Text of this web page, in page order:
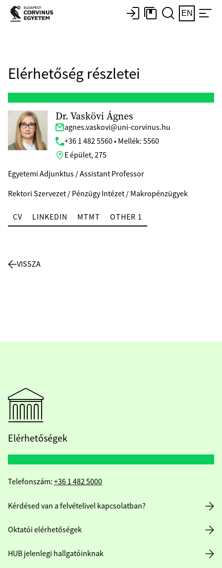
EN
Elérhetőség részletei
Dr. Vaskövi Ágnes
agnes.vaskovi@uni-corvinus.hu
+36 1 482 5560 • Mellék: 5560
E épület, 275
Egyetemi Adjunktus / Assistant Professor
Rektori Szervezet / Pénzügy Intézet / Makropénzügyek
CV LINKEDIN MTMT OTHER 1
VISSZA
Elérhetőségek
Telefonszám: +36 1 482 5000
Kérdésed van a felvételivel kapcsolatban?
Oktatói elérhetőségek
HUB jelenlegi hallgatóinknak